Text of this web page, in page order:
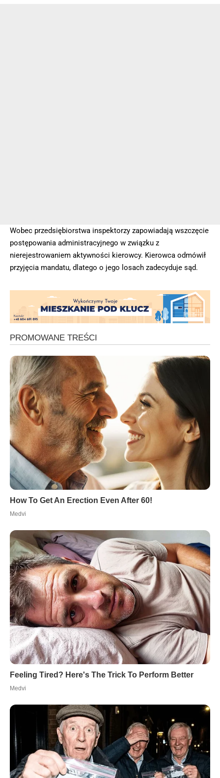
Wobec przedsiębiorstwa inspektorzy zapowiadają wszczęcie
postępowania administracyjnego w związku z
nierejestrowaniem aktywności kierowcy. Kierowca odmówił
przyjęcia mandatu, dlatego o jego losach zadecyduje sąd.